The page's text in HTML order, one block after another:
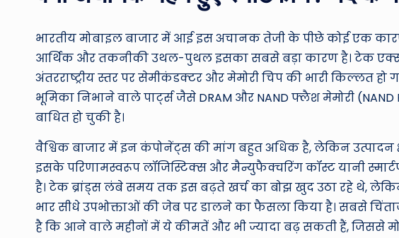
भारतीय मोबाइल बाजार में आई इस अचानक तेजी के पीछे कोई एक
आर्थिक और तकनीकी उथल-पुथल इसका सबसे बड़ा कारण है। टेक
अंतरराष्ट्रीय स्तर पर सेमीकंडक्टर और मेमोरी चिप की भारी किल्लत
भूमिका निभाने वाले पार्ट्स जैसे DRAM और NAND फ्लैश मेमोरी
बाधित हो चुकी है।
वैश्विक बाजार में इन कंपोनेंट्स की मांग बहुत अधिक है, लेकिन उत्पादन
इसके परिणामस्वरूप लॉजिस्टिक्स और मैन्युफैक्चरिंग कॉस्ट यानी
है। टेक ब्रांड्स लंबे समय तक इस बढ़ते खर्च का बोझ खुद उठा रहे थे,
भार सीधे उपभोक्ताओं की जेब पर डालने का फैसला किया है। सबसे
है कि आने वाले महीनों में ये कीमतें और भी ज्यादा बढ़ सकती हैं, जिससे